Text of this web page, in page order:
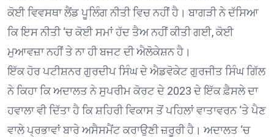
ਕੋਈ ਵਿਵਸਥਾ ਲੈਂਡ ਪੂਲਿੰਗ ਨੀਤੀ ਵਿਚ ਨਹੀਂ ਹੈ। ਬਾਗੜੀ ਨੇ ਦੱਸਿਆ
ਕਿ ਇਸ ਨੀਤੀ ‘ਚ ਕੋਈ ਸਮਾਂ ਹੱਦ ਤੈਅ ਨਹੀਂ ਕੀਤੀ ਗਈ, ਕੋਈ
ਮੁਆਵਜ਼ਾ ਨਹੀਂ ਤੇ ਨਾ ਹੀ ਬਜਟ ਦੀ ਐਲੋਕੇਸ਼ਨ ਹੈ।
ਇੱਕ ਹੋਰ ਪਟੀਸ਼ਨਰ ਗੁਰਦੀਪ ਸਿੰਘ ਦੇ ਐਡਵੋਕੇਟ ਗੁਰਜੀਤ ਸਿੰਘ ਗਿੱਲ
ਨੇ ਕਿਹਾ ਕਿ ਅਦਾਲਤ ਨੇ ਸੁਪਰੀਮ ਕੋਰਟ ਦੇ 2023 ਦੇ ਇੱਕ ਫ਼ੈਸਲੇ ਦਾ
ਹਵਾਲਾ ਵੀ ਦਿੱਤਾ ਹੈ ਕਿ ਸ਼ਹਿਰੀ ਵਿਕਾਸ ਤੋਂ ਪਹਿਲਾਂ ਵਾਤਾਵਰਨ ‘ਤੇ ਪੈਣ
ਵਾਲੇ ਪ੍ਰਭਾਵਾਂ ਬਾਰੇ ਅਸੈਸਮੈਂਟ ਕਰਾਉਣੀ ਜ਼ਰੂਰੀ ਹੈ। ਅਦਾਲਤ ‘ਚ